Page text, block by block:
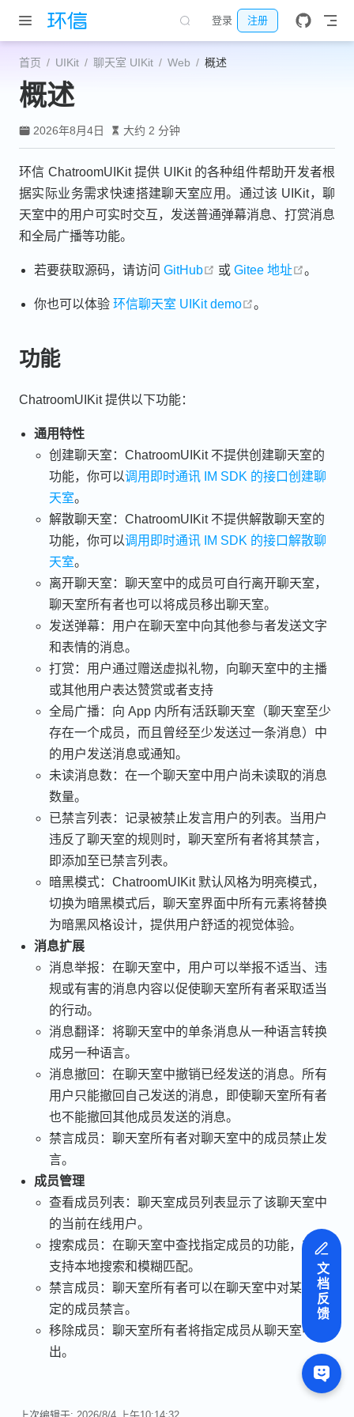
跳至主要內容
登录 注册
首页 UIKit 聊天室 UIKit Web 概述
概述
2026年8月4日 大约 2 分钟
环信 ChatroomUIKit 提供 UIKit 的各种组件帮助开发者根
据实际业务需求快速搭建聊天室应用。通过该 UIKit，聊
天室中的用户可实时交互，发送普通弹幕消息、打赏消息
和全局广播等功能。
若要获取源码，请访问GitHub open in new window
或Gitee 地址 open in
。
你也可以体验环信聊天室 UIKit demo open in new
。
功能
ChatroomUIKit 提供以下功能：
通用特性
创建聊天室：ChatroomUIKit 不提供创建聊天室的
功能，你可以调用即时通讯 IM SDK 的接口创建聊
天室。
解散聊天室：ChatroomUIKit 不提供解散聊天室的
功能，你可以调用即时通讯 IM SDK 的接口解散聊
天室。
离开聊天室：聊天室中的成员可自行离开聊天室，
聊天室所有者也可以将成员移出聊天室。
发送弹幕：用户在聊天室中向其他参与者发送文字
和表情的消息。
打赏：用户通过赠送虚拟礼物，向聊天室中的主播
或其他用户表达赞赏或者支持
全局广播：向 App 内所有活跃聊天室（聊天室至少
存在一个成员，而且曾经至少发送过一条消息）中
的用户发送消息或通知。
未读消息数：在一个聊天室中用户尚未读取的消息
数量。
已禁言列表：记录被禁止发言用户的列表。当用户
违反了聊天室的规则时，聊天室所有者将其禁言，
即添加至已禁言列表。
暗黑模式：ChatroomUIKit 默认风格为明亮模式，
切换为暗黑模式后，聊天室界面中所有元素将替换
为暗黑风格设计，提供用户舒适的视觉体验。
消息扩展
消息举报：在聊天室中，用户可以举报不适当、违
规或有害的消息内容以促使聊天室所有者采取适当
的行动。
消息翻译：将聊天室中的单条消息从一种语言转换
成另一种语言。
消息撤回：在聊天室中撤销已经发送的消息。所有
用户只能撤回自己发送的消息，即使聊天室所有者
也不能撤回其他成员发送的消息。
禁言成员：聊天室所有者对聊天室中的成员禁止发
言。
成员管理
查看成员列表：聊天室成员列表显示了该聊天室中
的当前在线用户。
搜索成员：在聊天室中查找指定成员的功能，支持
支持本地搜索和模糊匹配。
禁言成员：聊天室所有者可以在聊天室中对某个特
定的成员禁言。
移除成员：聊天室所有者将指定成员从聊天室中踢
出。
文档反馈